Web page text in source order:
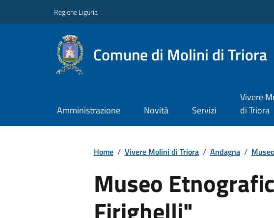
Regione Liguria
Comune di Molini di Triora
Amministrazione Novità Servizi
Vivere
di Triora
Home / Vivere Molini di Triora / Andagna /
Museo